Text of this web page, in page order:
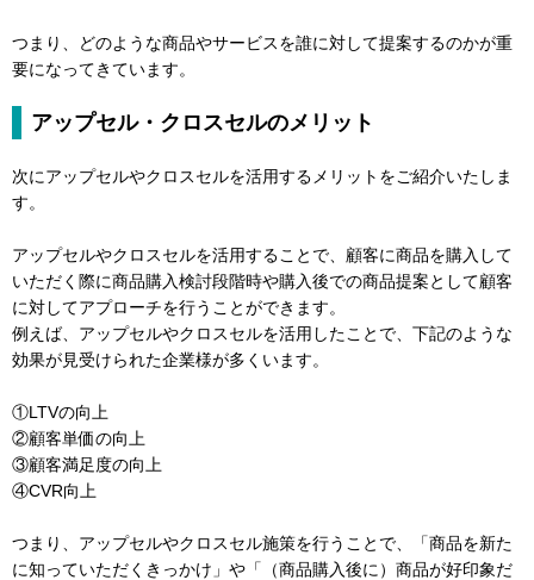
つまり、どのような商品やサービスを誰に対して提案するのかが重
要になってきています。
アップセル・クロスセルのメリット
次にアップセルやクロスセルを活用するメリットをご紹介いたしま
す。
アップセルやクロスセルを活用することで、顧客に商品を購入して
いただく際に商品購入検討段階時や購入後での商品提案として顧客
に対してアプローチを行うことができます。
例えば、アップセルやクロスセルを活用したことで、下記のような
効果が見受けられた企業様が多くいます。
①LTVの向上
②顧客単価の向上
③顧客満足度の向上
④CVR向上
つまり、アップセルやクロスセル施策を行うことで、「商品を新た
に知っていただくきっかけ」や「（商品購入後に）商品が好印象だ